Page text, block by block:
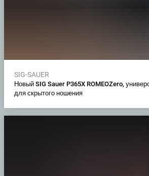
SIG-SAUER
Новый SIG Sauer P365X ROMEOZero,
для скрытого ношения